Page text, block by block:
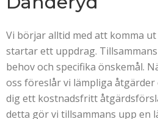
Vi börjar alltid med att komma
startar ett uppdrag.
behov och specifika önskemål.
oss föreslår vi lämpliga
dig ett kostnadsfritt
detta gör vi tillsammans upp en